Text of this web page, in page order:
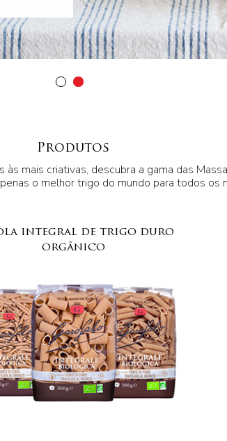
Produtos
às mais criativas, descubra a gama das
o melhor trigo do mundo para todos os
integral de trigo duro
orgânico